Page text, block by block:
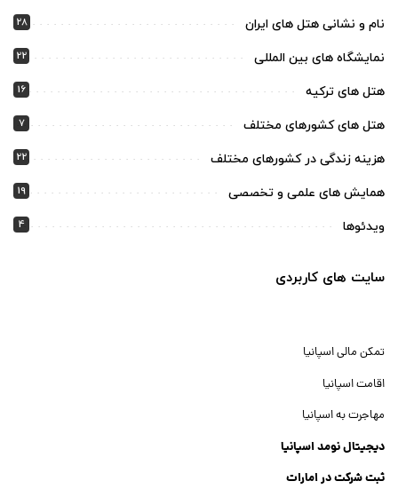
نام و نشانی هتل های ایران 28
نمایشگاه های بین المللی 22
هتل های ترکیه 16
هتل های کشورهای مختلف 7
هزینه زندگی در کشورهای مختلف 22
همایش های علمی و تخصصی 19
ویدئوها 4
سایت های کاربردی
تمکن مالی اسپانیا
اقامت اسپانیا
مهاجرت به اسپانیا
دیجیتال نومد اسپانیا
ثبت شرکت در امارات